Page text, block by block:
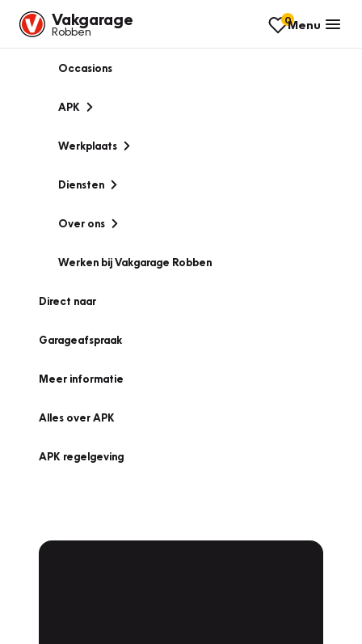
Vakgarage
Robben
0Menu
Occasions
APK
Werkplaats
Diensten
Over ons
Werken bij Vakgarage Robben
Direct naar
Garageafspraak
Meer informatie
Alles over APK
APK regelgeving